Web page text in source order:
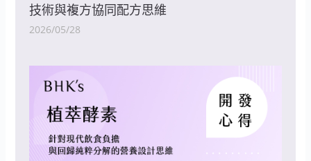
技術與複方協同配方思維
2026/05/28